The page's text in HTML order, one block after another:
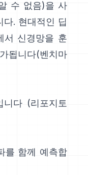
수 없음)을 사
. 현대적인 딥
서 신경망을 훈
됩니다(벤치마
니다 (리포지토
를 함께 예측합